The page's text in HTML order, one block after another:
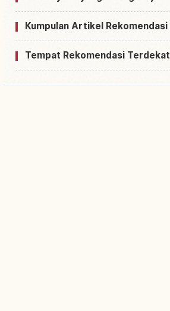
Kumpulan Artikel Rekomendasi
Tempat Rekomendasi Terdekat